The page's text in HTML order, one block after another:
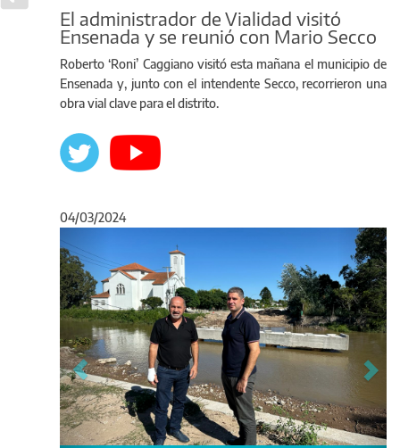
El administrador de Vialidad visitó
Ensenada y se reunió con Mario Secco
Roberto ‘Roni’ Caggiano visitó esta mañana el municipio de
Ensenada y, junto con el intendente Secco, recorrieron una
obra vial clave para el distrito.
04/03/2024